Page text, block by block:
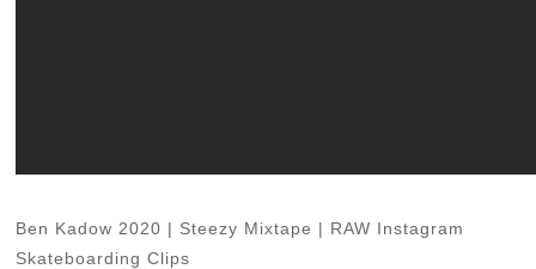
Ben Kadow 2020 | Steezy Mixtape | RAW Instagram
Skateboarding Clips